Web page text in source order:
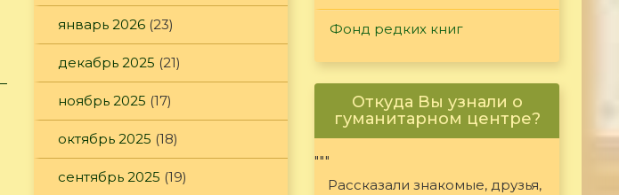
январь 2026 (23)
декабрь 2025 (21)
ноябрь 2025 (17)
октябрь 2025 (18)
сентябрь 2025 (19)
Фонд редких книг
Откуда Вы узнали о
гуманитарном центре?
"""
Рассказали знакомые, друзья,